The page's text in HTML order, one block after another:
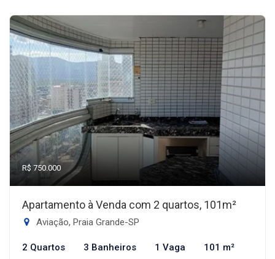
R$ 750.000
Apartamento à Venda com 2 quartos, 101m²
Aviação, Praia Grande-SP
2 Quartos 3 Banheiros 1 Vaga 101 m²